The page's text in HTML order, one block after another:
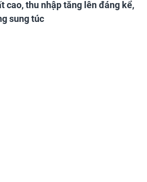
cao, thu nhập tăng lên đáng kể,
sung túc